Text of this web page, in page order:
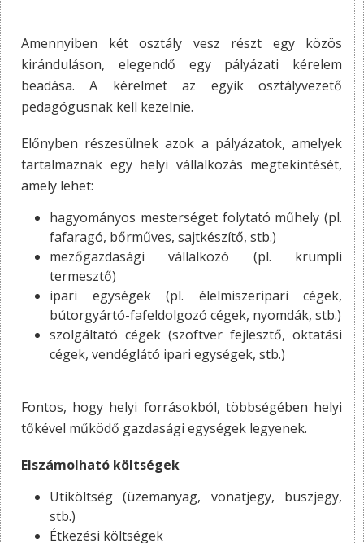
Amennyiben két osztály vesz részt egy közös
kiránduláson, elegendő egy pályázati kérelem
beadása. A kérelmet az egyik osztályvezető
pedagógusnak kell kezelnie.
Előnyben részesülnek azok a pályázatok, amelyek
tartalmaznak egy helyi vállalkozás megtekintését,
amely lehet:
hagyományos mesterséget folytató műhely (pl.
fafaragó, bőrműves, sajtkészítő, stb.)
mezőgazdasági vállalkozó (pl. krumpli
termesztő)
ipari egységek (pl. élelmiszeripari cégek,
bútorgyártó-fafeldolgozó cégek, nyomdák, stb.)
szolgáltató cégek (szoftver fejlesztő, oktatási
cégek, vendéglátó ipari egységek, stb.)
Fontos, hogy helyi forrásokból, többségében helyi
tőkével működő gazdasági egységek legyenek.
Elszámolható költségek
Utiköltség (üzemanyag, vonatjegy, buszjegy,
stb.)
Étkezési költségek